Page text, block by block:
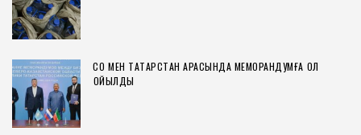
СҚО МЕН ТАТАРСТАН АРАСЫНДА МЕМОРАНДУМҒА ҚОЛ
ҚОЙЫЛДЫ